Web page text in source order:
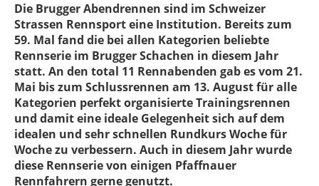
Die Brugger Abendrennen sind im Schweizer
Strassen Rennsport eine Institution. Bereits zum
59. Mal fand die bei allen Kategorien beliebte
Rennserie im Brugger Schachen in diesem Jahr
statt. An den total 11 Rennabenden gab es vom 21.
Mai bis zum Schlussrennen am 13. August für alle
Kategorien perfekt organisierte Trainingsrennen
und damit eine ideale Gelegenheit sich auf dem
idealen und sehr schnellen Rundkurs Woche für
Woche zu verbessern. Auch in diesem Jahr wurde
diese Rennserie von einigen Pfaffnauer
Rennfahrern gerne genutzt.